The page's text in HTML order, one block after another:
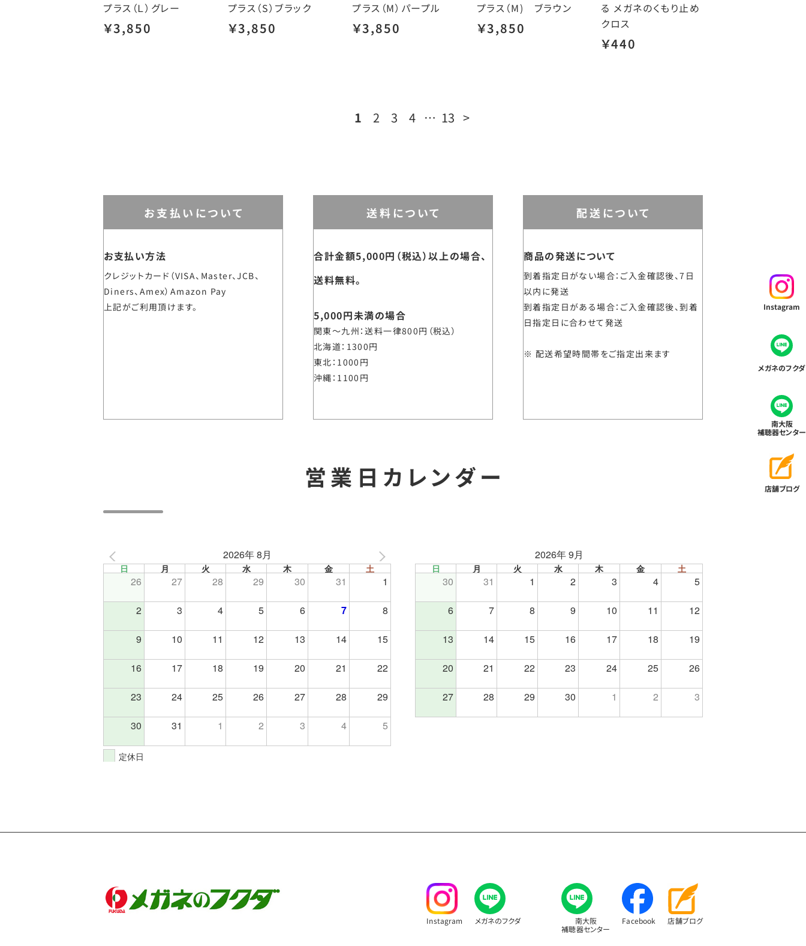
Instagram
メガネのフクダ
南大阪
補聴器センター
店舗ブログ
プラス（Ｌ）グレー
￥3,850
プラス（S）ブラック
￥3,850
プラス（M）パープル
￥3,850
プラス（M) ブラウン
￥3,850
る メガネのくもり止め
クロス
￥440
1 2 3 4 … 13 >
お支払いについて
お支払い方法
クレジットカード（VISA、Master、JCB、
Diners、Amex）Amazon Pay
上記がご利用頂けます。
送料について
合計金額5,000円（税込）以上の場合、
送料無料。
5,000円未満の場合
関東～九州 送料一律800円（税込）
北海道 1300円
東北 1000円
沖縄 1100円
配送について
商品の発送について
到着指定日がない場合：ご入金確認後、7日
以内に発送
到着指定日がある場合：ご入金確認後、到着
日指定日に合わせて発送
配送希望時間帯をご指定出来ます
営業日カレンダー
2026年 8月
日 月 火 水 木 金 土
26 27 28 29 30 31 1
2 3 4 5 6 7 8
9 10 11 12 13 14 15
16 17 18 19 20 21 22
23 24 25 26 27 28 29
30 31 1 2 3 4 5
2026年 9月
日 月 火 水 木 金 土
30 31 1 2 3 4 5
6 7 8 9 10 11 12
13 14 15 16 17 18 19
20 21 22 23 24 25 26
27 28 29 30 1 2 3
定休日
Instagram メガネのフクダ
南大阪
補聴器センター
Facebook 店舗ブログ